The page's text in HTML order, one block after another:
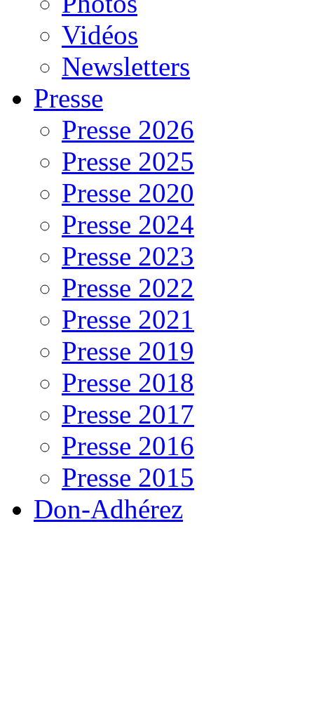
Vidéos
Newsletters
Presse
Presse 2026
Presse 2025
Presse 2020
Presse 2024
Presse 2023
Presse 2022
Presse 2021
Presse 2019
Presse 2018
Presse 2017
Presse 2016
Presse 2015
Don-Adhérez